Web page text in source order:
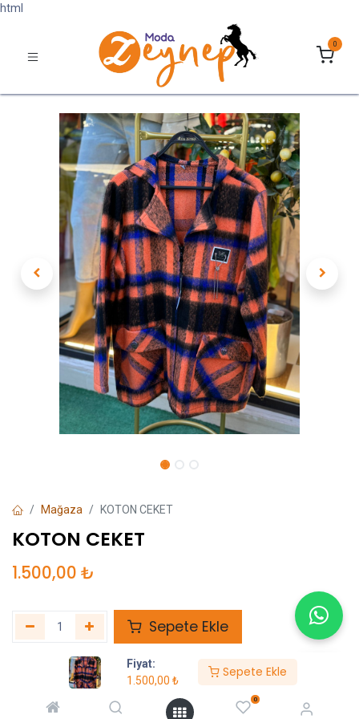
html
Fiyat:
1.500,00 ₺
Sepete Ekle
0
0
Mağaza KOTON CEKET
KOTON CEKET
1.500,00 ₺
Sepete Ekle
İstek listesine ekle
Beden Skalası Numara Standart Beden (Oversize)